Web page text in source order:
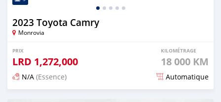
2023 Toyota Camry
Monrovia
PRIX
LRD 1,272,000
KILOMÉTRAGE
18 000 KM
N/A (Essence) Automatique